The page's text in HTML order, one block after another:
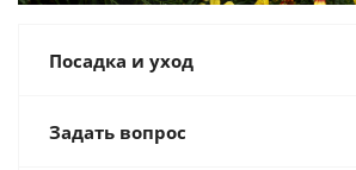
Посадка и уход
Задать вопрос